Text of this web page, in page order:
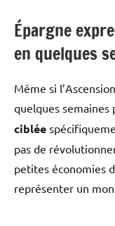
Épargne
en quelques
Même si
quelques semaines
ciblée
pas de
petites économies
représenter un